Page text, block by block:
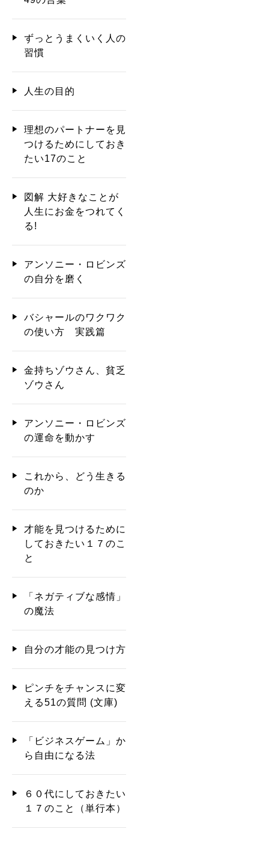
ずっとうまくいく人の
習慣
人生の目的
理想のパートナーを見
つけるためにしておき
たい17のこと
図解 大好きなことが
人生にお金をつれてく
る!
アンソニー・ロビンズ
の自分を磨く
バシャールのワクワク
の使い方 実践篇
金持ちゾウさん、貧乏
ゾウさん
アンソニー・ロビンズ
の運命を動かす
これから、どう生きる
のか
才能を見つけるために
しておきたい１７のこ
と
「ネガティブな感情」
の魔法
自分の才能の見つけ方
ピンチをチャンスに変
える51の質問 (文庫)
「ビジネスゲーム」か
ら自由になる法
６０代にしておきたい
１７のこと（単行本）